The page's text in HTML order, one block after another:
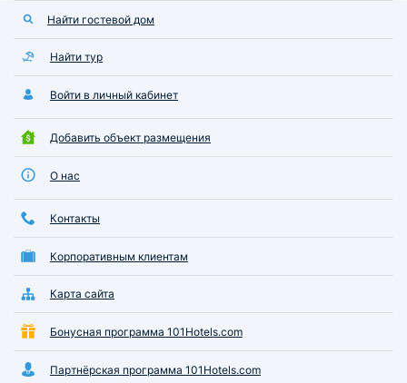
Найти гостевой дом
Найти тур
Войти в личный кабинет
Добавить объект размещения
О нас
Контакты
Корпоративным клиентам
Карта сайта
Бонусная программа 101Hotels.com
Партнёрская программа 101Hotels.com